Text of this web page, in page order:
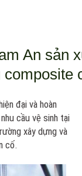
An sản
composite
đại và hoàn
cầu vệ sinh tại
xây dựng và
cố.